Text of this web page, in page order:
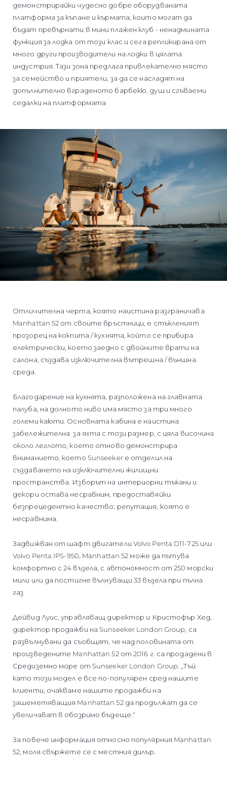
демонстрирайки чудесно добре оборудваната
платформа за къпане и кърмата, които могат да
бъдат превърнати в мини плажен клуб - ненадмината
функция за лодка от този клас и сега репликирана от
много други производители на лодки в цялата
индустрия. Тази зона предлага привлекателно място
за семейство и приятели, за да се насладят на
допълнително вграденото барбекю, душ и сгъваеми
седалки на платформата
Отличителна черта, която наистина разграничава
Manhattan 52 от своите връстници, е стъкленият
прозорец на кокпита / кухнята, който се прибира
електрически, което заедно с двойните врати на
салона, създава изключителна вътрешна / външна
среда.
Благодарение на кухнята, разположена на главната
палуба, на долното ниво има място за три много
големи каюти. Основната кабина е наистина
забележителна за яхта с този размер, с цяла височина
около леглото, което отново демонстрира
вниманието, което Sunseeker е отделил на
създаването на изключителни жилищни
пространства. Изборът на интериорни тъкани и
декори остава несравним, предоставяйки
безпрецедентно качество; репутация, която е
несравнима.
Задвижван от шафт двигатели Volvo Penta D11-725 или
Volvo Penta IPS-950, Manhattan 52 може да пътува
комфортно с 24 възела, с автономност от 250 морски
мили или да постигне вълнуващи 33 възела при пълна
газ.
Дейвид Луис, управляващ директор и Кристофър Хед,
директор продажби на Sunseeker London Group, са
развълнувани да съобщят, че над половината от
произведените Manhattan 52 от 2016 г. са продадени в
Средиземно море от Sunseeker London Group. „Тъй
като този модел е все по-популярен сред нашите
клиенти, очакваме нашите продажби на
зашеметяващия Manhattan 52 да продължат да се
увеличават в обозримо бъдеще.“
За повече информация относно популярния Manhattan
52, моля свържете се с местния дилър.